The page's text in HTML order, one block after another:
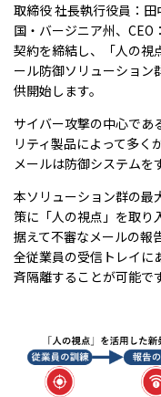
取締役 社長執行役員：
国・バージニア州、
契約を締結し、「人の視
ール防御ソリューション
供開始します。
サイバー攻撃の中心であ
リティ製品によって多く
メールは防御システムを
本ソリューション群の最
策に「人の視点」を取り
据えて不審なメールの報
全従業員の受信トレイに
斉隔離することが可能で